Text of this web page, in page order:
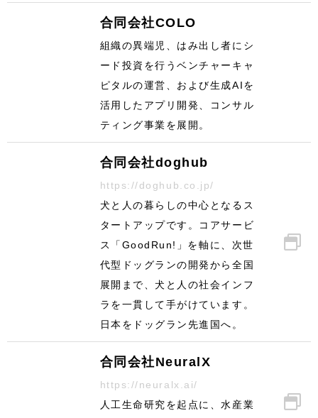
合同会社COLO
組織の異端児、はみ出し者にシ
ード投資を行うベンチャーキャ
ピタルの運営、および生成AIを
活用したアプリ開発、コンサル
ティング事業を展開。
合同会社doghub
https://doghub.co.jp/
犬と人の暮らしの中心となるス
タートアップです。コアサービ
ス「GoodRun!」を軸に、次世
代型ドッグランの開発から全国
展開まで、犬と人の社会インフ
ラを一貫して手がけています。
日本をドッグラン先進国へ。
合同会社NeuralX
https://neuralx.ai/
人工生命研究を起点に、水産業